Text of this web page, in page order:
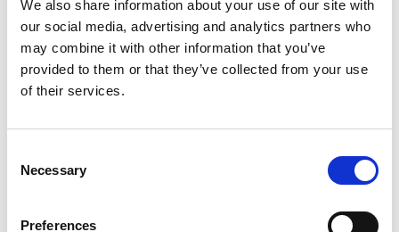
We also share information about your use of our site with
our social media, advertising and analytics partners who
may combine it with other information that you’ve
provided to them or that they’ve collected from your use
of their services.
Selection
Necessary
Preferences
Steuern
Einkommenssteuer im Kanton Zug
neue Zuger Steuergesetz